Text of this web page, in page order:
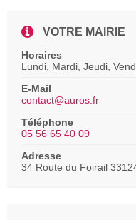
VOTRE MAIRIE
Horaires
Lundi, Mardi, Jeudi,
E-Mail
contact@auros.fr
Téléphone
05 56 65 40 09
Adresse
34 Route du Foirail